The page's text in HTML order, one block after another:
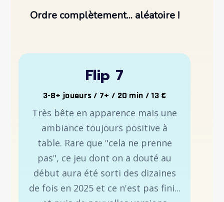
Ordre complètement... aléatoire !
Flip 7
3-8+ joueurs / 7+ / 20 min / 13 €
Très bête en apparence mais une
ambiance toujours positive à
table. Rare que "cela ne prenne
pas", ce jeu dont on a douté au
début aura été sorti des dizaines
de fois en 2025 et ce n'est pas fini...